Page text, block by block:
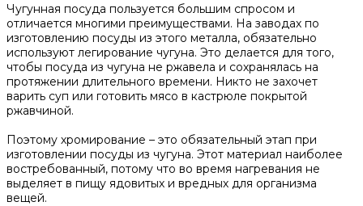
Чугунная посуда пользуется большим спросом и
отличается многими преимуществами. На заводах по
изготовлению посуды из этого металла, обязательно
используют легирование чугуна. Это делается для того,
чтобы посуда из чугуна не ржавела и сохранялась на
протяжении длительного времени. Никто не захочет
варить суп или готовить мясо в кастрюле покрытой
ржавчиной.
Поэтому хромирование – это обязательный этап при
изготовлении посуды из чугуна. Этот материал наиболее
востребованный, потому что во время нагревания не
выделяет в пищу ядовитых и вредных для организма
вещей.